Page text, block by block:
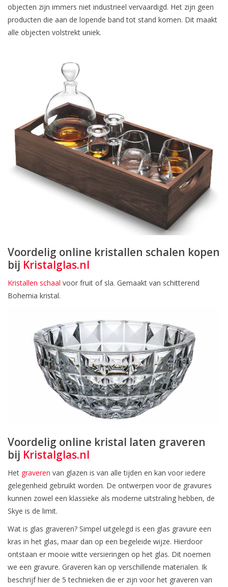
objecten zijn immers niet industrieel vervaardigd. Het zijn geen
producten die aan de lopende band tot stand komen. Dit maakt
alle objecten volstrekt uniek.
Voordelig online kristallen schalen kopen
bij Kristalglas.nl
Kristallen schaal voor fruit of sla. Gemaakt van schitterend
Bohemia kristal.
Voordelig online kristal laten graveren
bij Kristalglas.nl
Het graveren van glazen is van alle tijden en kan voor iedere
gelegenheid gebruikt worden. De ontwerpen voor de gravures
kunnen zowel een klassieke als moderne uitstraling hebben, de
Skye is de limit.
Wat is glas graveren? Simpel uitgelegd is een glas gravure een
kras in het glas, maar dan op een begeleide wijze. Hierdoor
ontstaan er mooie witte versieringen op het glas. Dit noemen
we een gravure. Graveren kan op verschillende materialen. Ik
beschrijf hier de 5 technieken die er zijn voor het graveren van